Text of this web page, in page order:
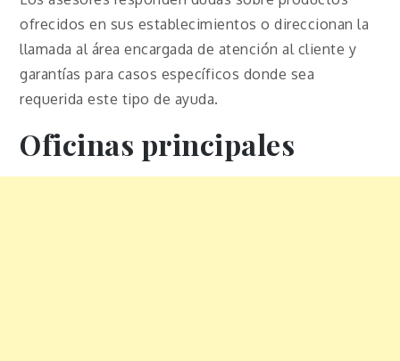
ofrecidos en sus establecimientos o direccionan la
llamada al área encargada de atención al cliente y
garantías para casos específicos donde sea
requerida este tipo de ayuda.
Oficinas principales